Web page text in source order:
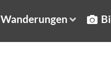
Wanderungen